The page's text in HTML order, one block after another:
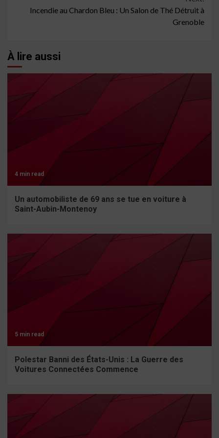
Incendie au Chardon Bleu : Un Salon de Thé Détruit à
Grenoble
À lire aussi
4 min read
Un automobiliste de 69 ans se tue en voiture à
Saint-Aubin-Montenoy
5 min read
Polestar Banni des États-Unis : La Guerre des
Voitures Connectées Commence